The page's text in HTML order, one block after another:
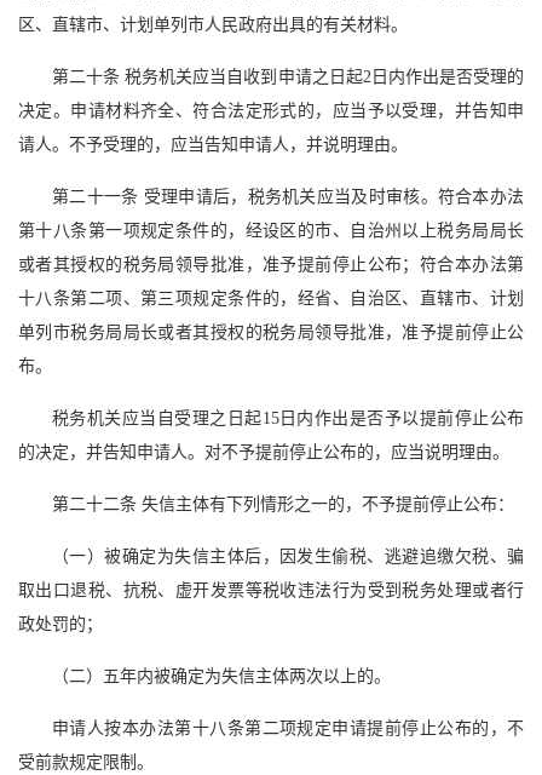
区、直辖市、计划单列市人民政府出具的有关材料。
第二十条 税务机关应当自收到申请之日起2日内作出是否受理的
决定。申请材料齐全、符合法定形式的，应当予以受理，并告知申
请人。不予受理的，应当告知申请人，并说明理由。
第二十一条 受理申请后，税务机关应当及时审核。符合本办法
第十八条第一项规定条件的，经设区的市、自治州以上税务局局长
或者其授权的税务局领导批准，准予提前停止公布；符合本办法第
十八条第二项、第三项规定条件的，经省、自治区、直辖市、计划
单列市税务局局长或者其授权的税务局领导批准，准予提前停止公
布。
税务机关应当自受理之日起15日内作出是否予以提前停止公布
的决定，并告知申请人。对不予提前停止公布的，应当说明理由。
第二十二条 失信主体有下列情形之一的，不予提前停止公布：
（一）被确定为失信主体后，因发生偷税、逃避追缴欠税、骗
取出口退税、抗税、虚开发票等税收违法行为受到税务处理或者行
政处罚的；
（二）五年内被确定为失信主体两次以上的。
申请人按本办法第十八条第二项规定申请提前停止公布的，不
受前款规定限制。